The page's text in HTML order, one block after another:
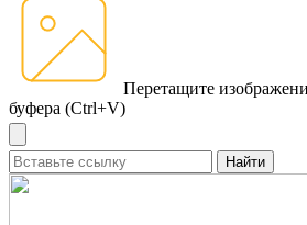
Перетащите
буфера (Ctrl+V)
Найти